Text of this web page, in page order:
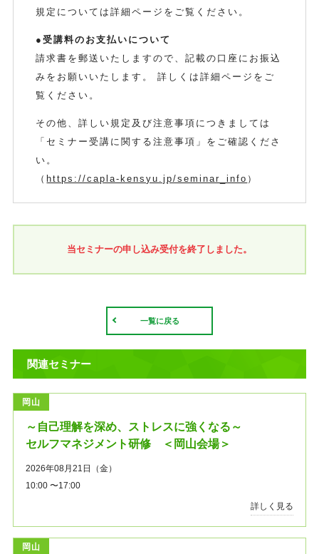
規定については詳細ページをご覧ください。
●受講料のお支払いについて
請求書を郵送いたしますので、記載の口座にお振込
みをお願いいたします。 詳しくは詳細ページをご
覧ください。
その他、詳しい規定及び注意事項につきましては
「セミナー受講に関する注意事項」をご確認くださ
い。
（ https://capla-kensyu.jp/seminar_info ）
当セミナーの申し込み受付を終了しました。
一覧に戻る
関連セミナー
岡山
～自己理解を深め、ストレスに強くなる～
セルフマネジメント研修 ＜岡山会場＞
2026年08月21日（金）
10:00 〜17:00
詳しく見る
岡山